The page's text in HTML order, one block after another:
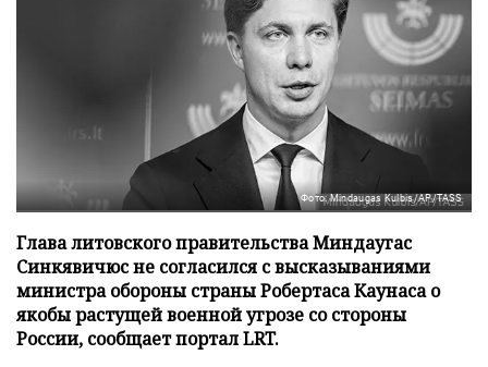
Фото: Mindaugas Kulbis/AP/TASS
Глава литовского правительства Миндаугас
Синкявичюс не согласился с высказываниями
министра обороны страны Робертаса Каунаса о
якобы растущей военной угрозе со стороны
России, сообщает портал LRT.